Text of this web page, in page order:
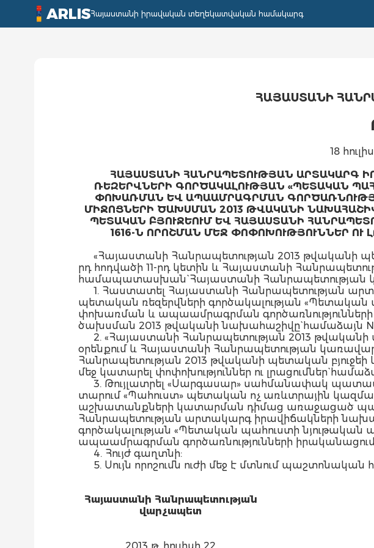
ARLISՀայաստանի իրավական տեղեկատվական համակարգ
ՀԱՅԱՍՏԱՆԻ
18
ՀԱՅԱՍՏԱՆԻ ՀԱՆՐԱՊԵՏՈՒԹՅԱՆ ԱՐՏԱԿԱՐԳ
ՌԵԶԵՐՎՆԵՐԻ ԳՈՐԾԱԿԱԼՈՒԹՅԱՆ «ՊԵՏԱԿԱՆ
ՓՈԽԱՌՄԱՆ ԵՎ ԱՊԱԱՄՐԱԳՐՄԱՆ
ՄԻՋՈՑՆԵՐԻ ԾԱԽՍՄԱՆ 2013 ԹՎԱԿԱՆԻ
ՊԵՏԱԿԱՆ ԲՅՈՒՋԵՈՒՄ ԵՎ ՀԱՅԱՍՏԱՆԻ
1616-Ն ՈՐՈՇՄԱՆ ՄԵՋ ՓՈՓՈԽՈՒԹՅՈՒՆՆԵՐ ՈՒ
«Հայաստանի Հանրապետության 2013 թվականի
րդ հոդվածի 11-րդ կետին և Հայաստանի
համապատասխան` Հայաստանի Հանրապետության
1. Հաստատել Հայաստանի Հանրապետության
պետական ռեզերվների գործակալության
փոխառման և ապաամրագրման գործառնությունների
ծախսման 2013 թվականի նախահաշիվը` համաձայն N
2. «Հայաստանի Հանրապետության 2013
օրենքում և Հայաստանի Հանրապետության
Հանրապետության 2013 թվականի պետական բյուջեի
մեջ կատարել փոփոխություններ ու լրացումներ`
3. Թույլատրել «Սարգասար» սահմանափակ
տարում «Պահուստ» պետական ոչ առևտրային
աշխատանքների կատարման դիմաց առաջացած
Հանրապետության արտակարգ իրավիճակների
գործակալության «Պետական պահուստի
ապաամրագրման գործառնությունների
4. Հույժ գաղտնի:
5. Սույն որոշումն ուժի մեջ է մտնում
Հայաստանի Հանրապետության
վարչապետ